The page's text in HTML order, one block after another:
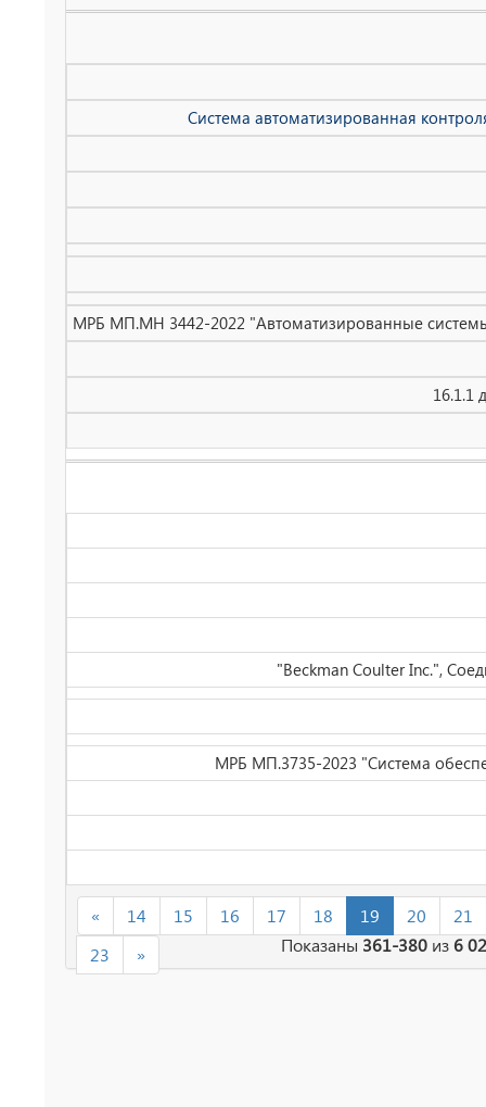
Система автоматизированная
МРБ МП.МН 3442-2022 "Автоматизированные
16.1.1
"Beckman Coulter Inc.",
МРБ МП.3735-2023 "Система
« 14 15 16 17 18 19 20
21
23
» Показаны 361-380 из 6